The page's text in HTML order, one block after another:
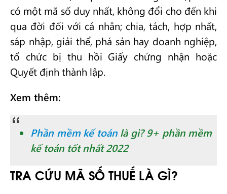
có một mã số duy nhất, không đổi cho đến khi
qua đời đối với cá nhân; chia, tách, hợp nhất,
sáp nhập, giải thể, phá sản hay doanh nghiệp,
tổ chức bị thu hồi Giấy chứng nhận hoặc
Quyết định thành lập.
Xem thêm:
Phần mềm kế toánlà gì? 9+ phần mềm
kế toán tốt nhất 2022
TRA CỨU MÃ SỐ THUẾ LÀ GÌ?